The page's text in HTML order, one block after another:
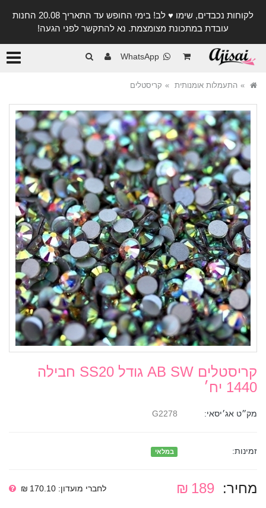
לקוחות נכבדים, שימו ♥️ לב! בימי החופש עד התאריך 20.08 החנות
עובדת במתכונת מצומצמת. נא להתקשר לפני הגעה!
WhatsApp
התעמלות אומנותית קריסטלים
קריסטלים AB SW גודל SS20 חבילה
1440 יח׳
מק״ט אג׳יסאי:
זמינות: במלאי
מחיר: 189 ₪ לחברי מועדון: 170.10 ₪